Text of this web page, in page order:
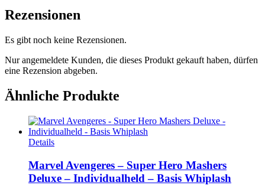
Rezensionen
Es gibt noch keine Rezensionen.
Nur angemeldete Kunden, die dieses Produkt gekauft haben, dürfen
eine Rezension abgeben.
Ähnliche Produkte
Details
Marvel Avengeres – Super Hero Mashers
Deluxe – Individualheld – Basis Whiplash